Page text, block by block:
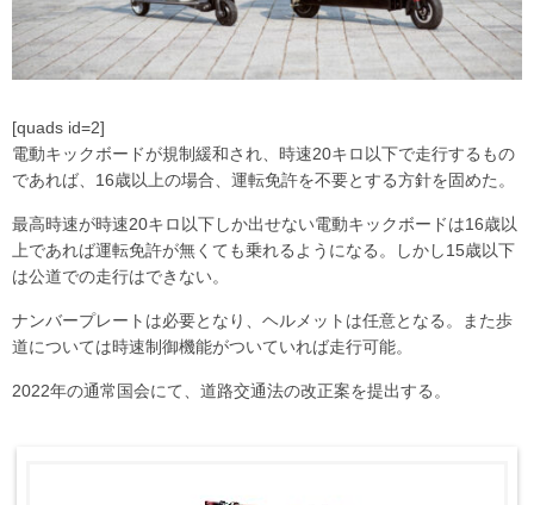
[quads id=2]
電動キックボードが規制緩和され、時速20キロ以下で走行するもの
であれば、16歳以上の場合、運転免許を不要とする方針を固めた。
最高時速が時速20キロ以下しか出せない電動キックボードは16歳以
上であれば運転免許が無くても乗れるようになる。しかし15歳以下
は公道での走行はできない。
ナンバープレートは必要となり、ヘルメットは任意となる。また歩
道については時速制御機能がついていれば走行可能。
2022年の通常国会にて、道路交通法の改正案を提出する。